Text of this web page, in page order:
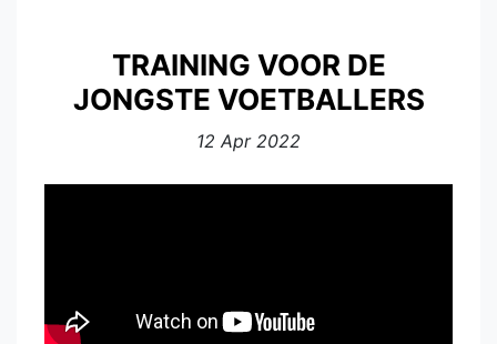
TRAINING VOOR DE
JONGSTE VOETBALLERS
12 Apr 2022